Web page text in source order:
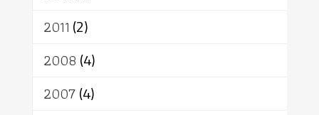
2011 (2)
2008 (4)
2007(4)